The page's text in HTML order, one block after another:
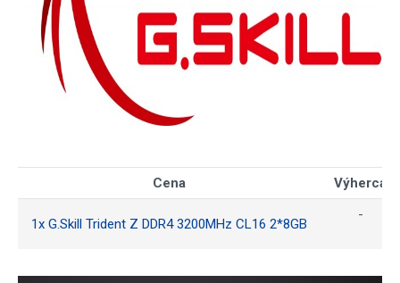
Cena Výherca
1x G.Skill Trident Z DDR4 3200MHz CL16 2*8GB
-